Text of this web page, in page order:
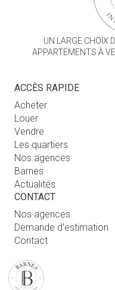
UN LARGE CHOIX
APPARTEMENTS À
ACCÈS RAPIDE
Acheter
Louer
Vendre
Les quartiers
Nos agences
Barnes
Actualités
CONTACT
Nos agences
Demande d'estimation
Contact
FAQ